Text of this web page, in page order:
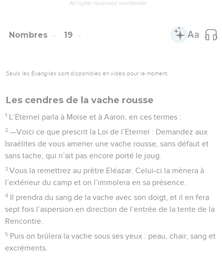
All rights reserved worldwide.
Nombres 19
Seuls les Évangiles sont disponibles en vidéo pour le moment.
Les cendres de la vache rousse
1 L’Eternel parla à Moïse et à Aaron, en ces termes :
2 —Voici ce que prescrit la Loi de l’Eternel : Demandez aux
Israélites de vous amener une vache rousse, sans défaut et
sans tache, qui n’ait pas encore porté le joug.
3 Vous la remettrez au prêtre Eléazar. Celui-ci la mènera à
l’extérieur du camp et on l’immolera en sa présence.
4 Il prendra du sang de la vache avec son doigt, et il en fera
sept fois l’aspersion en direction de l’entrée de la tente de la
Rencontre.
5 Puis on brûlera la vache sous ses yeux : peau, chair, sang et
excréments.